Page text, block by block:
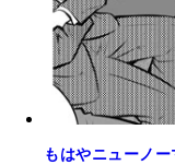
もはやニューノ